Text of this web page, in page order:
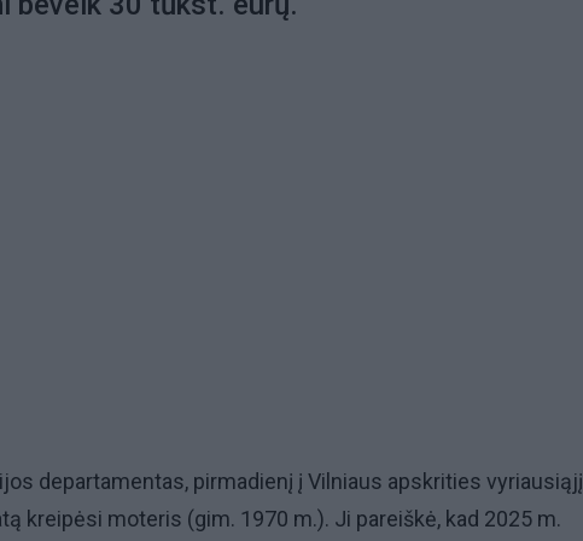
departamentas, pirmadienį į Vilniaus apskrities vyriausiąjį
kreipėsi moteris (gim. 1970 m.). Ji pareiškė, kad 2025 m.